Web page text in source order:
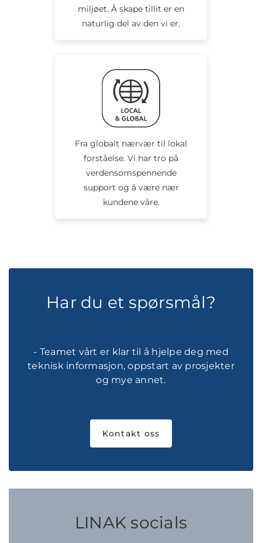
miljøet. Å skape tillit er en
naturlig del av den vi er.
Fra globalt nærvær til lokal
forståelse. Vi har tro på
verdensomspennende
support og å være nær
kundene våre.
Har du et spørsmål?
- Teamet vårt er klar til å hjelpe deg med
teknisk informasjon, oppstart av prosjekter
og mye annet.
Kontakt oss
LINAK socials